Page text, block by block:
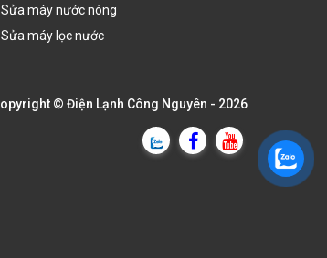
Sửa máy nước nóng
Sửa máy lọc nước
© Điện Lạnh Công Nguyên - 2026